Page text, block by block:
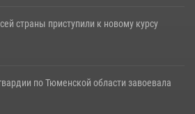
страны приступили к новому курсу
по Тюменской области завоевала